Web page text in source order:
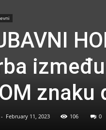
znaku
- February 11, 2023 106 0